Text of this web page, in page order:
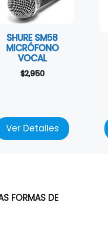
SHURE SM58
MICRÓFONO
VOCAL
$2,950
Ver Detalles
FORMAS DE